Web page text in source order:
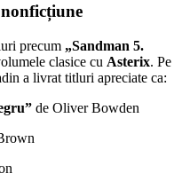
precum „Sandman 5.
clasice cu Asterix. Pe
a livrat titluri apreciate ca:
de Oliver Bowden